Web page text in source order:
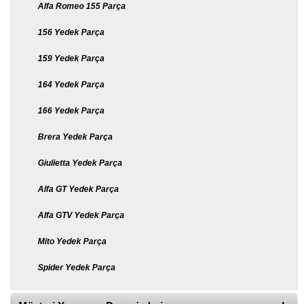
Alfa Romeo 155 Parça
156 Yedek Parça
159 Yedek Parça
164 Yedek Parça
166 Yedek Parça
Brera Yedek Parça
Giulietta Yedek Parça
Alfa GT Yedek Parça
Alfa GTV Yedek Parça
Mito Yedek Parça
Spider Yedek Parça